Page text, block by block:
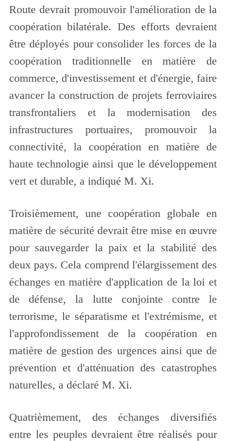
Route devrait promouvoir l'amélioration de la
coopération bilatérale. Des efforts devraient
être déployés pour consolider les forces de la
coopération traditionnelle en matière de
commerce, d'investissement et d'énergie, faire
avancer la construction de projets ferroviaires
transfrontaliers et la modernisation des
infrastructures portuaires, promouvoir la
connectivité, la coopération en matière de
haute technologie ainsi que le développement
vert et durable, a indiqué M. Xi.
Troisièmement, une coopération globale en
matière de sécurité devrait être mise en œuvre
pour sauvegarder la paix et la stabilité des
deux pays. Cela comprend l'élargissement des
échanges en matière d'application de la loi et
de défense, la lutte conjointe contre le
terrorisme, le séparatisme et l'extrémisme, et
l'approfondissement de la coopération en
matière de gestion des urgences ainsi que de
prévention et d'atténuation des catastrophes
naturelles, a déclaré M. Xi.
Quatrièmement, des échanges diversifiés
entre les peuples devraient être réalisés pour